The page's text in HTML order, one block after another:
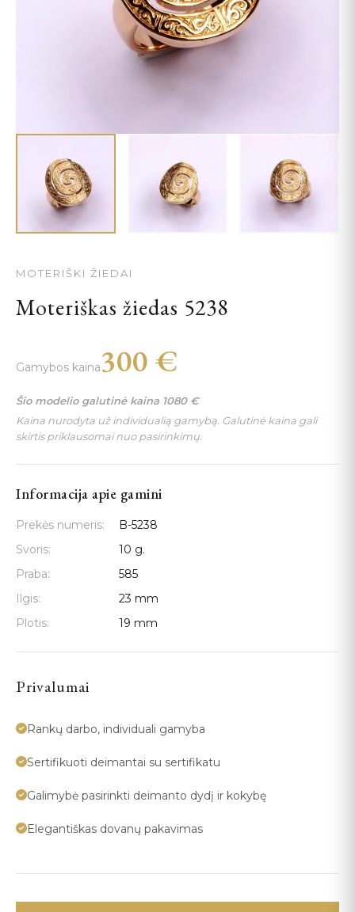
MOTERIŠKI ŽIEDAI
Moteriškas žiedas 5238
Gamybos kaina300 €
Šio modelio galutinė kaina 1080 €
Kaina nurodyta už individualią gamybą. Galutinė kaina gali
skirtis priklausomai nuo pasirinkimų.
Informacija apie gamini
Prekės numeris:
B-5238
Svoris:
10 g.
Praba:
585
Ilgis:
23 mm
Plotis:
19 mm
Privalumai
Rankų darbo, individuali gamyba
Sertifikuoti deimantai su sertifikatu
Galimybė pasirinkti deimanto dydį ir kokybę
Elegantiškas dovanų pakavimas